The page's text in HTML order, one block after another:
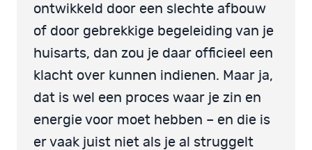
ontwikkeld door een slechte afbouw
of door gebrekkige begeleiding van je
huisarts, dan zou je daar officieel een
klacht over kunnen indienen. Maar ja,
dat is wel een proces waar je zin en
energie voor moet hebben – en die is
er vaak juist niet als je al struggelt